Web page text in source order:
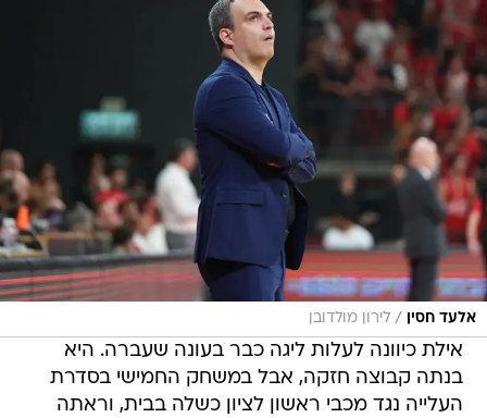
אלעד חסין / לירון מולדובן
אילת כיוונה לעלות ליגה כבר בעונה שעברה. היא
בנתה קבוצה חזקה, אבל במשחק החמישי בסדרת
העלייה נגד מכבי ראשון לציון כשלה בבית, וראתה